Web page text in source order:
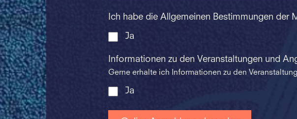
Ich habe die Allgemeinen Bestimmungen der
Ja
Informationen zu den Veranstaltungen und
Gerne erhalte ich Informationen zu den
Ja